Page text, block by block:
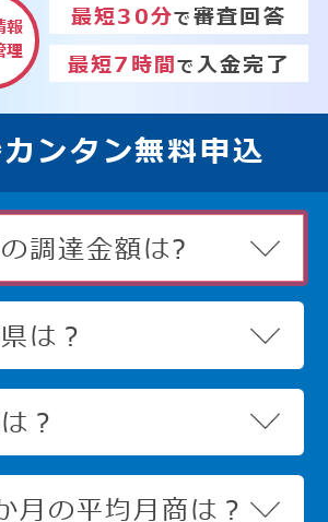
報
理
最短30分で審査回答
最短7時間で入金完了
ンタン無料申込
調達金額は?
は？
？
月の平均月商は？